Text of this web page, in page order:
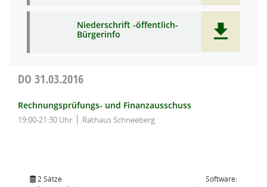
Niederschrift -öffentlich-
Bürgerinfo
DO 31.03.2016
Rechnungsprüfungs- und Finanzausschuss
19:00-21:30 Uhr Rathaus Schneeberg
2 Sätze
Software: